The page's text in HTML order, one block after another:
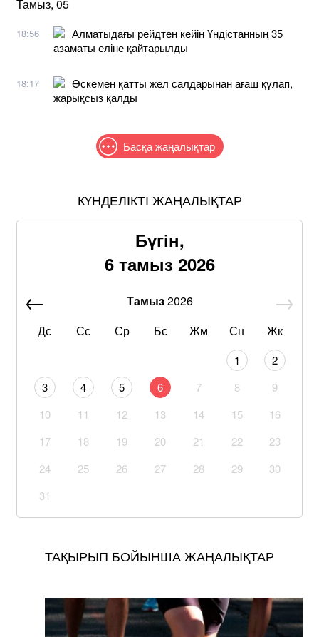
Тамыз, 05
18:56
Алматыдағы рейдтен кейін Үндістанның 35
азаматы еліне қайтарылды
18:17
Өскемен қатты жел салдарынан ағаш құлап,
жарықсыз қалды
Басқа жаңалықтар
КҮНДЕЛІКТІ ЖАҢАЛЫҚТАР
Бүгін,
6 тамыз 2026
Тамыз2026
Дс
Сс Ср Бс Жм Сн Жк
1
2
3
4 5 6 7 8
9
10
11 12 13 14 15
16
17
18 19 20 21 22
23
24
25 26 27 28 29
30
31
ТАҚЫРЫП БОЙЫНША ЖАҢАЛЫҚТАР